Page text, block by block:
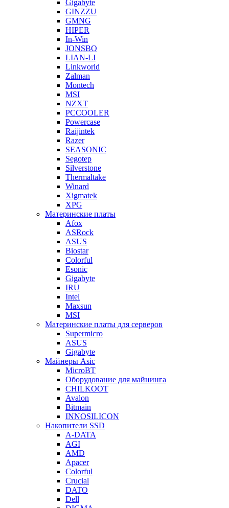
Gigabyte
GINZZU
GMNG
HIPER
In-Win
JONSBO
LIAN-LI
Linkworld
Zalman
Montech
MSI
NZXT
PCCOOLER
Powercase
Raijintek
Razer
SEASONIC
Segotep
Silverstone
Thermaltake
Winard
Xigmatek
XPG
Материнские платы
Afox
ASRock
ASUS
Biostar
Colorful
Esonic
Gigabyte
IRU
Intel
Maxsun
MSI
Материнские платы для серверов
Supermicro
ASUS
Gigabyte
Майнеры Asic
MicroBT
Оборудование для майнинга
CHILKOOT
Avalon
Bitmain
INNOSILICON
Накопители SSD
A-DATA
AGI
AMD
Apacer
Colorful
Crucial
DATO
Dell